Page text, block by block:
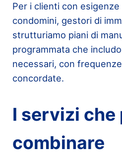
Per i clienti con
condomini, gestori di
strutturiamo piani di
programmata che
necessari, con
concordate.
I servizi che
combinare